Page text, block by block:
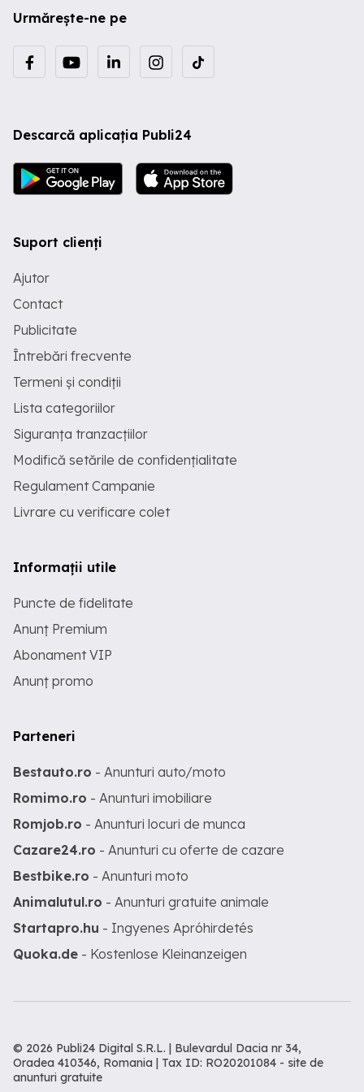
Urmărește-ne pe
Descarcă aplicația Publi24
Suport clienți
Ajutor
Contact
Publicitate
Întrebări frecvente
Termeni și condiții
Lista categoriilor
Siguranța tranzacțiilor
Modifică setările de confidențialitate
Regulament Campanie
Livrare cu verificare colet
Informații utile
Puncte de fidelitate
Anunț Premium
Abonament VIP
Anunț promo
Parteneri
Bestauto.ro - Anunturi auto/moto
Romimo.ro - Anunturi imobiliare
Romjob.ro - Anunturi locuri de munca
Cazare24.ro - Anunturi cu oferte de cazare
Bestbike.ro - Anunturi moto
Animalutul.ro - Anunturi gratuite animale
Startapro.hu - Ingyenes Apróhirdetés
Quoka.de - Kostenlose Kleinanzeigen
© 2026 Publi24 Digital S.R.L. | Bulevardul Dacia nr 34,
Oradea 410346, Romania | Tax ID: RO20201084 - site de
anunturi gratuite